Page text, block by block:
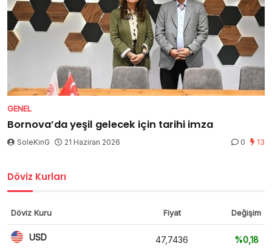
GENEL
Bornova’da yeşil gelecek için tarihi imza
SoleKinG 21 Haziran 2026 0 13
Döviz Kurları
Döviz Kuru Fiyat Değişim
USD 47,7436 %0,18